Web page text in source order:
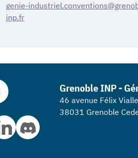
genie-
inp.fr
Grenoble INP -
46 avenue Félix
38031 Grenoble